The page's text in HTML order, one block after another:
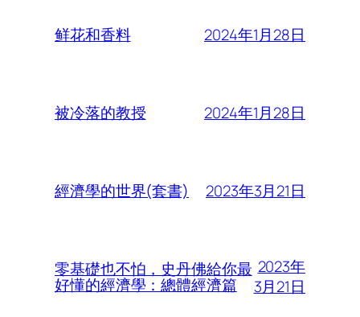
鲜花和香料 2024年1月28日
被冷落的教授 2024年1月28日
經濟學的世界(套書) 2023年3月21日
零基礎也不怕，史丹佛給你最
好懂的經濟學：總體經濟篇
2023年
3月21日